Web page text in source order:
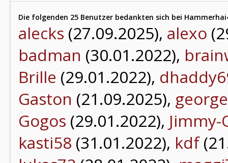
Die folgenden 25 Benutzer bedankten sich bei
alecks (27.09.2025), alexo
badman (30.01.2022),
Brille (29.01.2022),
Gaston (21.09.2025),
Gogos (29.01.2022),
kasti58 (31.01.2022), kdf